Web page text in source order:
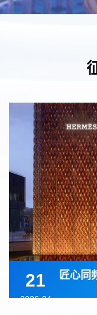
21
2026-04